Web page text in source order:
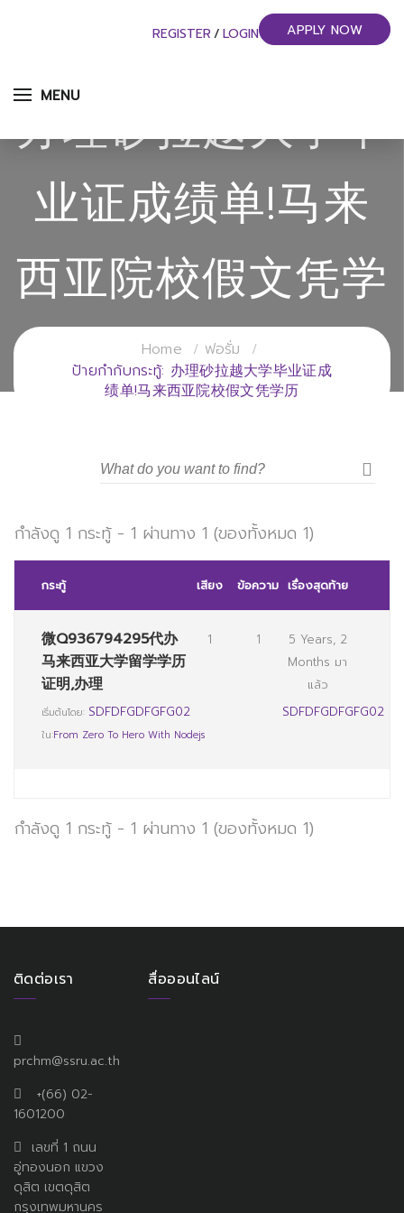
MENU
REGISTER / LOGIN APPLY NOW
办理砂拉越大学毕
业证成绩单!马来
西亚院校假文凭学
历
วิทยาลัยการจัดการอุตสาหกรรมบริการ
Home
ฟอรั่ม
ป้ายกำกับกระทู้: 办理砂拉越大学毕业证成
绩单!马来西亚院校假文凭学历
กำลังดู 1 กระทู้ - 1 ผ่านทาง 1 (ของทั้งหมด 1)
กระทู้ เสียง ข้อความ เรื่องสุดท้าย
微Q936794295代办
马来西亚大学留学学历
证明,办理
เริ่มต้นโดย: SDFDFGDFGFG02
ใน:From Zero To Hero With Nodejs
1 1
5 Years, 2
Months มา
แล้ว
SDFDFGDFGFG02
กำลังดู 1 กระทู้ - 1 ผ่านทาง 1 (ของทั้งหมด 1)
ติดต่อเรา
prchm@ssru.ac.th
+(66) 02-
1601200
เลขที่ 1 ถนน
อู่ทองนอก แขวง
ดุสิต เขตดุสิต
กรุงเทพมหานคร
สื่อออนไลน์